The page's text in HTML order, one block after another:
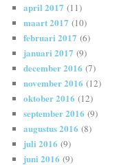
april 2017 (11)
maart 2017 (10)
februari 2017 (6)
januari 2017 (9)
december 2016 (7)
november 2016 (12)
oktober 2016 (12)
september 2016 (9)
augustus 2016 (8)
juli 2016 (9)
juni 2016 (9)